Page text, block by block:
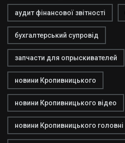
аудит фінансової звітності
бухгалтерський супровід
запчасти для опрыскивателей
новини Кропивницького
новини Кропивницького відео
новини Кропивницького головні